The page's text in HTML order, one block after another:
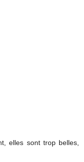
elles sont trop belles,